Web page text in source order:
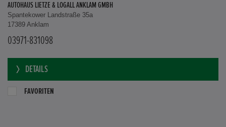
AUTOHAUS LIETZE & LOGALL ANKLAM GMBH
Spantekower Landstraße 35a
17389 Anklam
03971-831098
DETAILS
FAVORITEN